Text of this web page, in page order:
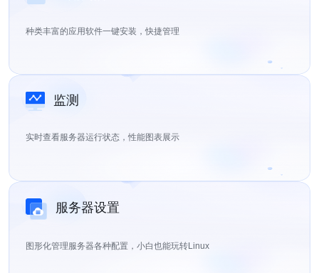
种类丰富的应用软件一键安装，快捷管理
监测
实时查看服务器运行状态，性能图表展示
服务器设置
图形化管理服务器各种配置，小白也能玩转Linux